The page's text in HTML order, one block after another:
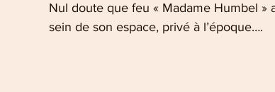
Nul doute que feu « Madame Humbel
sein de son espace, privé à l’époque….